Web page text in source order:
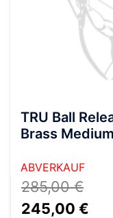
TRU Ball
Brass Medium
ABVERKAUF
285,00€
245,00 €